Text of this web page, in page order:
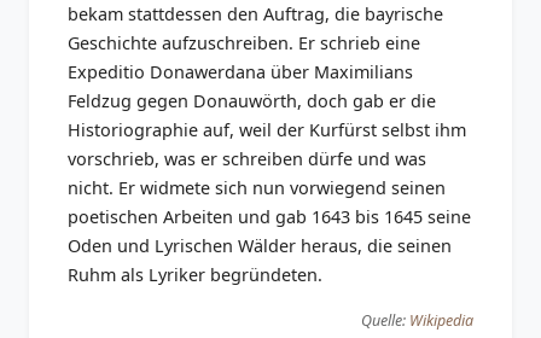
bekam stattdessen den Auftrag, die bayrische
Geschichte aufzuschreiben. Er schrieb eine
Expeditio Donawerdana über Maximilians
Feldzug gegen Donauwörth, doch gab er die
Historiographie auf, weil der Kurfürst selbst ihm
vorschrieb, was er schreiben dürfe und was
nicht. Er widmete sich nun vorwiegend seinen
poetischen Arbeiten und gab 1643 bis 1645 seine
Oden und Lyrischen Wälder heraus, die seinen
Ruhm als Lyriker begründeten.
Quelle: Wikipedia